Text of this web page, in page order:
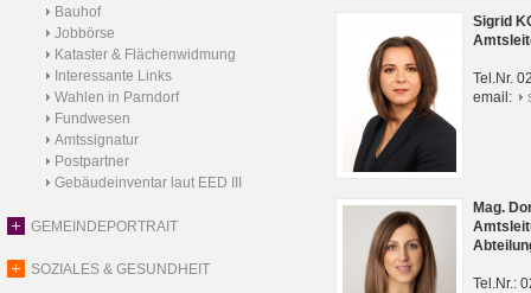
Bauhof
Jobbörse
Kataster & Flächenwidmung
Interessante Links
Wahlen in Parndorf
Fundwesen
Amtssignatur
Postpartner
Gebäudeinventar laut EED III
GEMEINDEPORTRAIT
SOZIALES & GESUNDHEIT
Sigrid
Tel.Nr.
email:
Mag.
Tel.Nr.: